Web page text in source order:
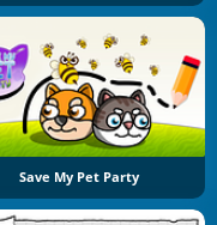
Save My Pet Party